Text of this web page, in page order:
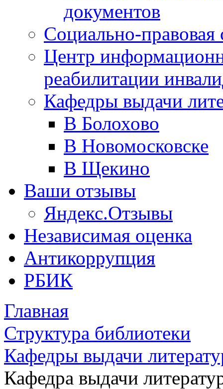
документов
Социально-правовая
Центр
реабилитации
Кафедры выдачи
В Болохово
В Новомосковске
В Щекино
Ваши отзывы
Яндекс.Отзывы
Независимая оценка
Антикоррупция
РБИК
Главная
Структура библиотеки
Кафедры выдачи
Кафедра выдачи